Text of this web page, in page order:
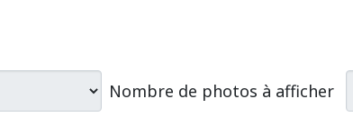
Nombre de photos à afficher